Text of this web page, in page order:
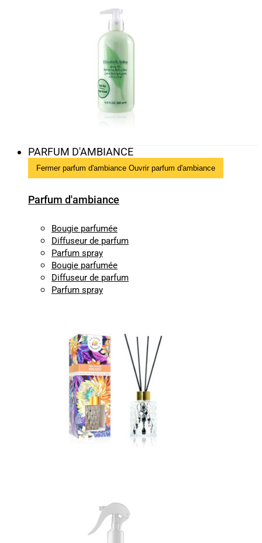
PARFUM D'AMBIANCE
Fermer parfum d'ambiance Ouvrir parfum d'ambiance
Parfum d'ambiance
Bougie parfumée
Diffuseur de parfum
Parfum spray
Bougie parfumée
Diffuseur de parfum
Parfum spray